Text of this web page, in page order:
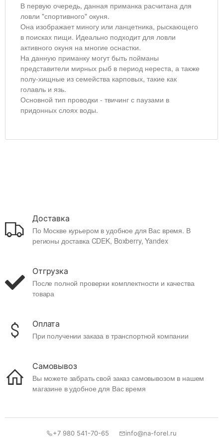
В первую очередь, данная приманка расчитана для
ловли "спортивного" окуня.
Она изображает миногу или ланцетника, рыскающего
в поисках пищи. Идеально подходит для ловли
активного окуня на многие оснастки.
На данную приманку могут быть пойманы
представители мирных рыб в период нереста, а также
полу-хищные из семейства карповых, такие как
голавль и язь.
Основной тип проводки - твичинг с паузами в
придонных слоях воды.
Доставка
По Москве курьером в удобное для Вас время. В
регионы доставка CDEK, Boxberry, Yandex
Отгрузка
После полной проверки комплектности и качества
товара
Оплата
При получении заказа в транспортной компании
Самовывоз
Вы можете забрать свой заказ самовывозом в нашем
магазине в удобное для Вас время
+7 980 541-70-65 info@na-forel.ru